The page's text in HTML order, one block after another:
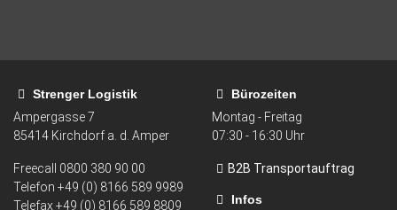
Strenger Logistik
Ampergasse 7
85414 Kirchdorf a. d. Amper
Freecall 0800 380 90 00
Telefon +49 (0) 8166 589 9989
Telefax +49 (0) 8166 589 8809
Bürozeiten
Montag - Freitag
07:30 - 16:30 Uhr
B2B Transportauftrag
Infos